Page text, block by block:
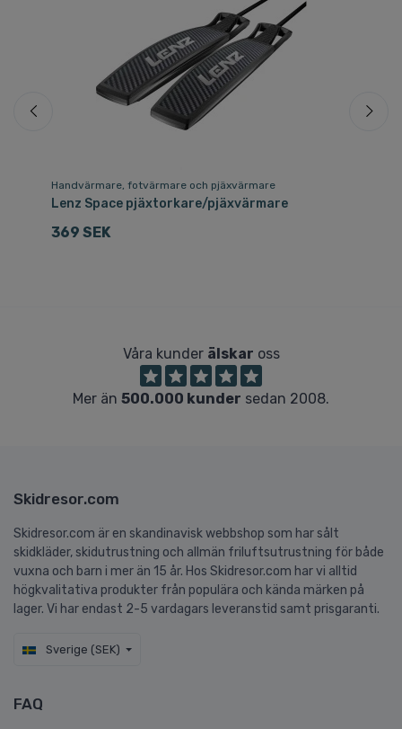
Handvärmare, fotvärmare och pjäxvärmare
Lenz Space pjäxtorkare/pjäxvärmare
369 SEK
Våra kunder älskar oss
Mer än 500.000 kunder sedan 2008.
Skidresor.com
Skidresor.com är en skandinavisk webbshop som har sålt
skidkläder, skidutrustning och allmän friluftsutrustning för både
vuxna och barn i mer än 15 år. Hos Skidresor.com har vi alltid
högkvalitativa produkter från populära och kända märken på
lager. Vi har endast 2-5 vardagars leveranstid samt prisgaranti.
Sverige (SEK)
FAQ